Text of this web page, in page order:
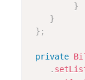
}
}
} ;
private
.